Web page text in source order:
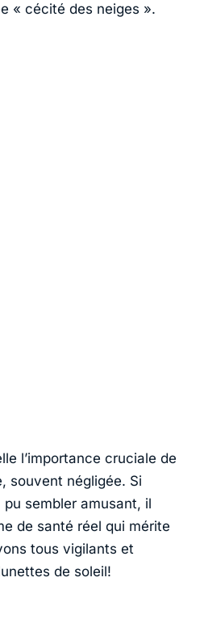
« cécité des neiges ».
l’importance cruciale de
souvent négligée. Si
pu sembler amusant, il
de santé réel qui mérite
tous vigilants et
de soleil!